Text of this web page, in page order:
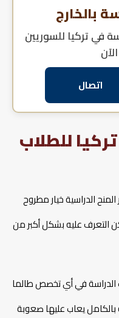
بالخارج
في تركيا للسوريين
اتصال
للطلاب
الدراسية خيار مطروح
التعرف عليه بشكل أكبر من
الدراسة في أي تخصص طالما
يعاب عليها صعوبة